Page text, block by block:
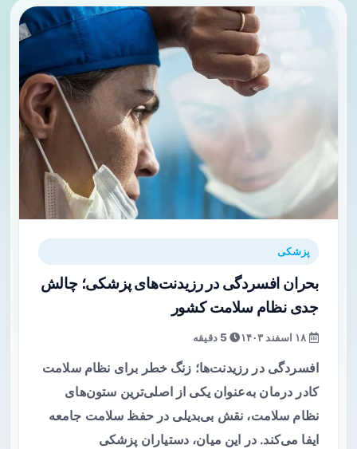
پزشکی
بحران افسردگی در رزیدنت‌های پزشکی؛ چالش
جدی نظام سلامت کشور
5 دقیقه
افسردگی در رزیدنت‌ها؛ زنگ خطر برای نظام سلامت
کادر درمان به‌عنوان یکی از اصلی‌ترین ستون‌های
نظام سلامت، نقش بی‌بدیلی در حفظ سلامت جامعه
ایفا می‌کند. در این میان، دستیاران پزشکی